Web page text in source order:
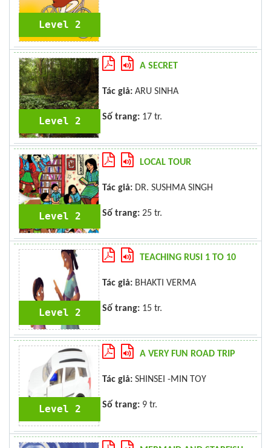
Level 2
Level 2
A SECRET
Tác giả: ARU SINHA
Số trang: 17 tr.
Level 2
LOCAL TOUR
Tác giả: DR. SUSHMA SINGH
Số trang: 25 tr.
Level 2
TEACHING RUSI 1 TO 10
Tác giả: BHAKTI VERMA
Số trang: 15 tr.
Level 2
A VERY FUN ROAD TRIP
Tác giả: SHINSEI -MIN TOY
Số trang: 9 tr.